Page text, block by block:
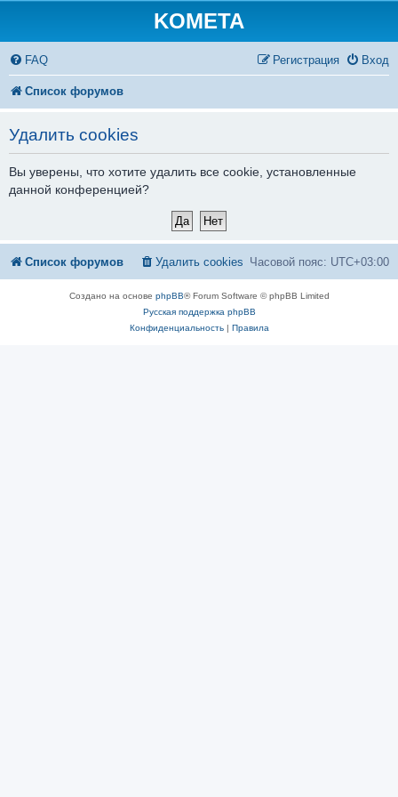
KOMETA
FAQ Вход
Регистрация
Список форумов
Удалить cookies
Вы уверены, что хотите удалить все cookie, установленные
данной конференцией?
Список форумов Часовой пояс: UTC+03:00
Удалить cookies
Создано на основе phpBB® Forum Software © phpBB Limited
Русская поддержка phpBB
Конфиденциальность| Правила